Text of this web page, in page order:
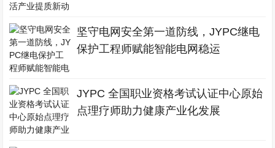
坚守电网安全第一道防线，JYPC继电
保护工程师赋能智能电网稳运
JYPC 全国职业资格考试认证中心原始
点理疗师助力健康产业化发展